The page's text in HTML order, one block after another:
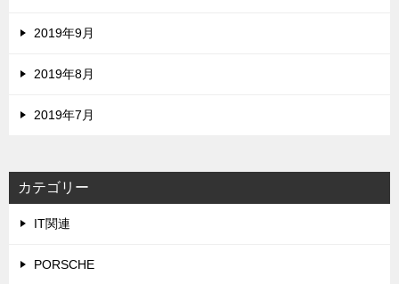
2019年9月
2019年8月
2019年7月
カテゴリー
IT関連
PORSCHE